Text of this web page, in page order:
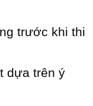
trước khi thi
dựa trên ý